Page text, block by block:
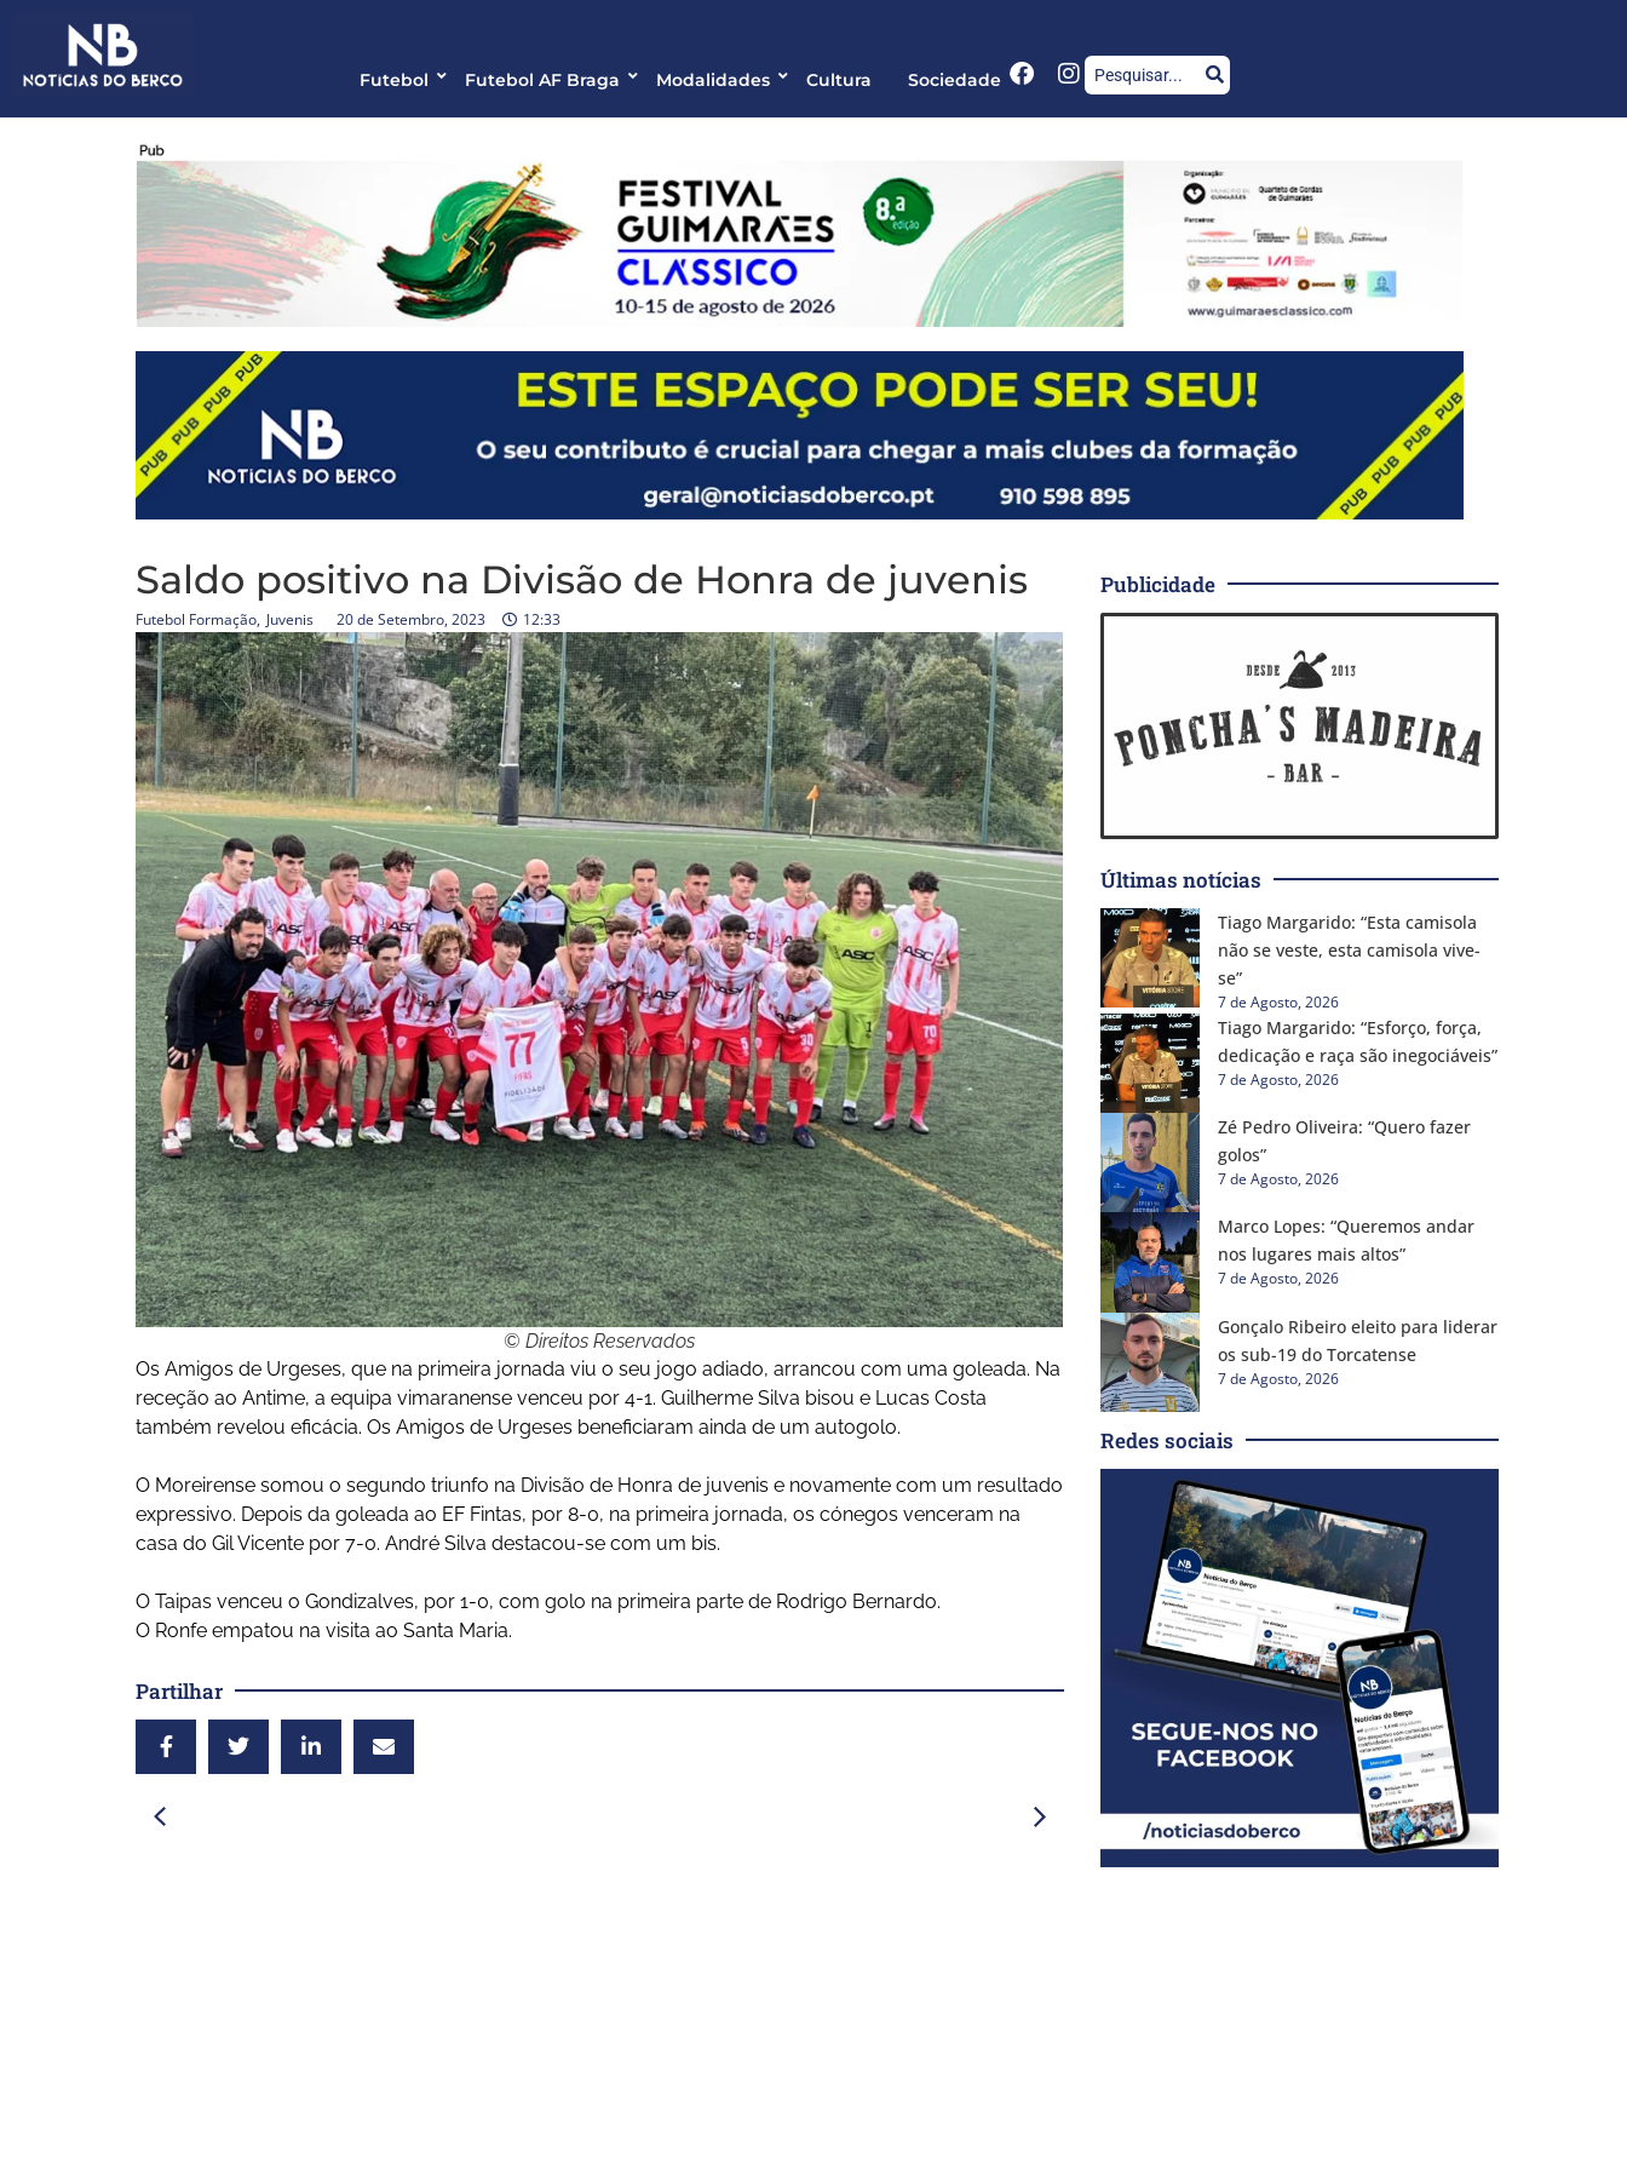
Futebol Futebol AF Braga Modalidades Cultura Sociedade
Saldo positivo na Divisão de Honra de juvenis
Futebol Formação, Juvenis 20 de Setembro, 2023 12:33
© Direitos Reservados
Os Amigos de Urgeses, que na primeira jornada viu o seu jogo adiado, arrancou com uma goleada. Na
receção ao Antime, a equipa vimaranense venceu por 4-1. Guilherme Silva bisou e Lucas Costa
também revelou eficácia. Os Amigos de Urgeses beneficiaram ainda de um autogolo.
O Moreirense somou o segundo triunfo na Divisão de Honra de juvenis e novamente com um resultado
expressivo. Depois da goleada ao EF Fintas, por 8-0, na primeira jornada, os cónegos venceram na
casa do Gil Vicente por 7-0. André Silva destacou-se com um bis.
O Taipas venceu o Gondizalves, por 1-0, com golo na primeira parte de Rodrigo Bernardo.
O Ronfe empatou na visita ao Santa Maria.
Partilhar
Publicidade
Últimas notícias
Tiago Margarido: “Esta camisola
não se veste, esta camisola vive-
se”
7 de Agosto, 2026
Tiago Margarido: “Esforço, força,
dedicação e raça são inegociáveis”
7 de Agosto, 2026
Zé Pedro Oliveira: “Quero fazer
golos”
7 de Agosto, 2026
Marco Lopes: “Queremos andar
nos lugares mais altos”
7 de Agosto, 2026
Gonçalo Ribeiro eleito para liderar
os sub-19 do Torcatense
7 de Agosto, 2026
Redes sociais